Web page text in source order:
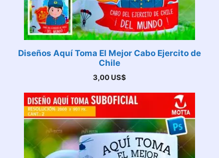
Diseños Aquí Toma El Mejor Cabo Ejercito de
Chile
3,00 US$